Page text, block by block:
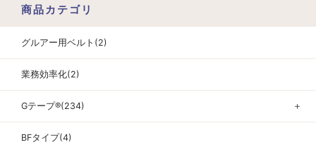
商品カテゴリ
グルアー用ベルト(2)
業務効率化(2)
Gテープ®(234) ＋
BFタイプ(4)